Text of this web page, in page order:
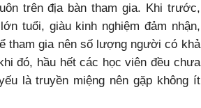
trên địa bàn tham gia. Khi trước,
tuổi, giàu kinh nghiệm đảm nhận,
tham gia nên số lượng người có khả
đó, hầu hết các học viên đều chưa
là truyền miệng nên gặp không ít